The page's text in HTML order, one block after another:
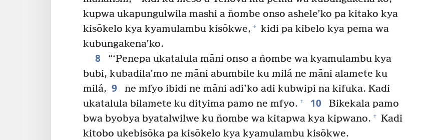
kupwa ukapungulwila mashi a ñombe onso ashele’ko pa kitako kya
kisōkelo kya kyamulambu kisōkwe, + kidi pa kibelo kya pema wa
kubungakena’ko.
8
“‘Penepa ukatalula māni onso a ñombe wa kyamulambu kya
bubi, kubadila’mo ne māni abumbile ku milá ne māni alamete ku
milá, 9
ne mfyo ibidi ne māni adi’ko adi kubwipi na kifuka. Kadi
ukatalula bilamete ku dityima pamo ne mfyo. + 10
Bikekala pamo
bwa byobya byatalwilwe ku ñombe wa kitapwa kya kipwano. + Kadi
kitobo ukebisōka pa kisōkelo kya kyamulambu kisōkwe.